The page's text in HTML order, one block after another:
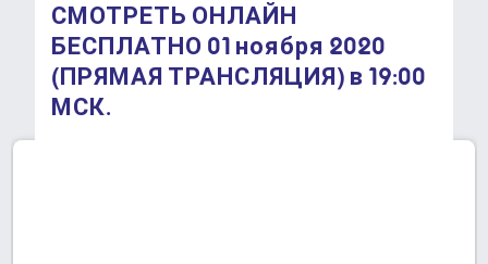
СМОТРЕТЬ ОНЛАЙН
БЕСПЛАТНО 01 ноября 2020
(ПРЯМАЯ ТРАНСЛЯЦИЯ) в 19:00
МСК.